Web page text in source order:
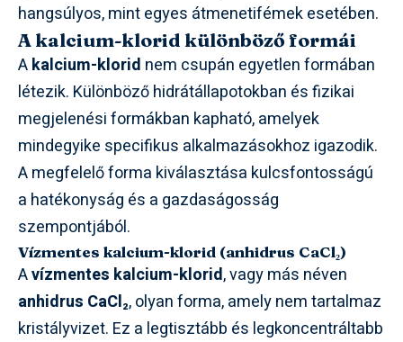
hangsúlyos, mint egyes átmenetifémek esetében.
A kalcium-klorid különböző formái
Akalcium-klorid nem csupán egyetlen formában
létezik. Különböző hidrátállapotokban és fizikai
megjelenési formákban kapható, amelyek
mindegyike specifikus alkalmazásokhoz igazodik.
A megfelelő forma kiválasztása kulcsfontosságú
a hatékonyság és a gazdaságosság
szempontjából.
Vízmentes kalcium-klorid (anhidrus CaCl₂)
Avízmentes kalcium-klorid, vagy más néven
anhidrus CaCl₂, olyan forma, amely nem tartalmaz
kristályvizet. Ez a legtisztább és legkoncentráltabb